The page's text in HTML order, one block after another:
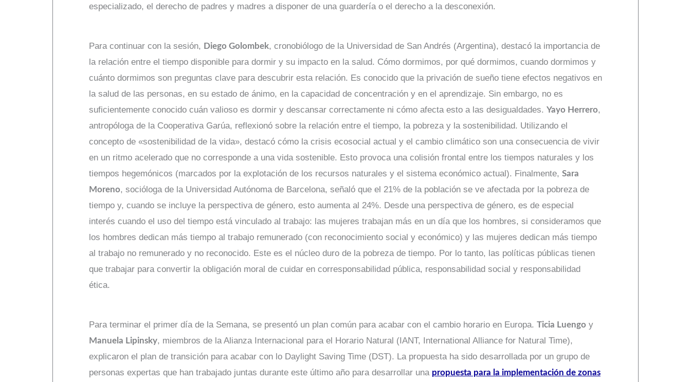
especializado, el derecho de padres y madres a disponer de una guardería o el derecho a la desconexión.
Para continuar con la sesión, Diego Golombek, cronobiólogo de la Universidad de San Andrés (Argentina), destacó la importancia de
la relación entre el tiempo disponible para dormir y su impacto en la salud. Cómo dormimos, por qué dormimos, cuando dormimos y
cuánto dormimos son preguntas clave para descubrir esta relación. Es conocido que la privación de sueño tiene efectos negativos en
la salud de las personas, en su estado de ánimo, en la capacidad de concentración y en el aprendizaje. Sin embargo, no es
suficientemente conocido cuán valioso es dormir y descansar correctamente ni cómo afecta esto a las desigualdades. Yayo Herrero,
antropóloga de la Cooperativa Garúa, reflexionó sobre la relación entre el tiempo, la pobreza y la sostenibilidad. Utilizando el
concepto de «sostenibilidad de la vida», destacó cómo la crisis ecosocial actual y el cambio climático son una consecuencia de vivir
en un ritmo acelerado que no corresponde a una vida sostenible. Esto provoca una colisión frontal entre los tiempos naturales y los
tiempos hegemónicos (marcados por la explotación de los recursos naturales y el sistema económico actual). Finalmente, Sara
Moreno, socióloga de la Universidad Autónoma de Barcelona, señaló que el 21% de la población se ve afectada por la pobreza de
tiempo y, cuando se incluye la perspectiva de género, esto aumenta al 24%. Desde una perspectiva de género, es de especial
interés cuando el uso del tiempo está vinculado al trabajo: las mujeres trabajan más en un día que los hombres, si consideramos que
los hombres dedican más tiempo al trabajo remunerado (con reconocimiento social y económico) y las mujeres dedican más tiempo
al trabajo no remunerado y no reconocido. Este es el núcleo duro de la pobreza de tiempo. Por lo tanto, las políticas públicas tienen
que trabajar para convertir la obligación moral de cuidar en corresponsabilidad pública, responsabilidad social y responsabilidad
ética.
Para terminar el primer día de la Semana, se presentó un plan común para acabar con el cambio horario en Europa. Ticia Luengo y
Manuela Lipinsky, miembros de la Alianza Internacional para el Horario Natural (IANT, International Alliance for Natural Time),
explicaron el plan de transición para acabar con lo Daylight Saving Time (DST). La propuesta ha sido desarrollada por un grupo de
personas expertas que han trabajado juntas durante este último año para desarrollar una propuesta para la implementación de zonas